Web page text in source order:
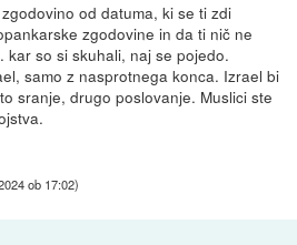
od datuma, ki se ti zdi
zgodovine in da ti nič ne
kar so si skuhali, naj se pojedo.
samo z nasprotnega konca. Izrael bi
sranje, drugo poslovanje. Muslici ste
ob 17:02)